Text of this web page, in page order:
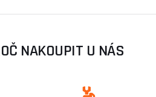
NAKOUPIT U NÁS